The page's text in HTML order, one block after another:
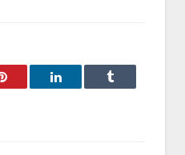
Pinterest LinkedIn Tumblr